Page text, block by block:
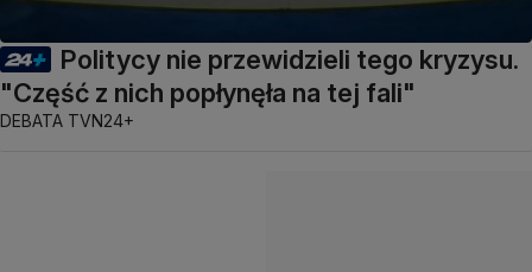
Politycy nie przewidzieli tego kryzysu.
"Część z nich popłynęła na tej fali"
DEBATA TVN24+